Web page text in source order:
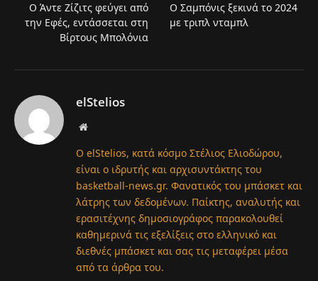
Ο Άντε Ζίζιτς φεύγει από
την Εφές, εντάσσεται στη
Βίρτους Μπολόνια
Ο Σαμπόνις ξεκινά το 2024
με τριπλ νταμπλ
elStelios
Website
Ο elStelios, κατά κόσμο Στέλιος Ελιοδώρου,
είναι ο ιδρυτής και αρχισυντάκτης του
basketball-news.gr. Φανατικός του μπάσκετ και
λάτρης των δεδομένων. Παίκτης, αναλυτής και
ερασιτέχνης δημοσιογράφος παρακολουθεί
καθημερινά τις εξελίξεις στο ελληνικό και
διεθνές μπάσκετ και σας τις μεταφέρει μέσα
από τα άρθρα του.